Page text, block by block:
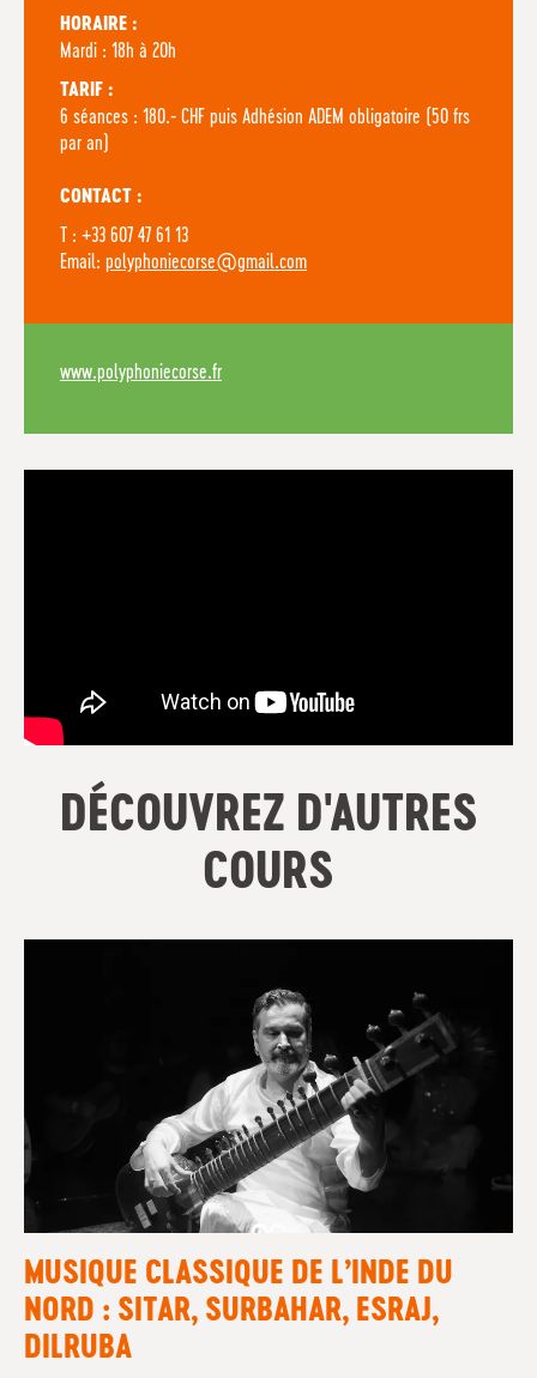
HORAIRE :
Mardi : 18h à 20h
TARIF :
6 séances : 180.- CHF puis Adhésion ADEM obligatoire (50 frs
par an)
CONTACT :
T : +33 607 47 61 13
Email: polyphoniecorse@gmail.com
www.polyphoniecorse.fr
DÉCOUVREZ D'AUTRES
COURS
MUSIQUE CLASSIQUE DE L’INDE DU
NORD : SITAR, SURBAHAR, ESRAJ,
DILRUBA